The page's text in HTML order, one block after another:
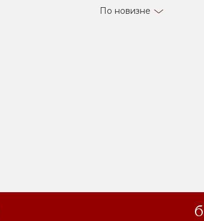
По новизне